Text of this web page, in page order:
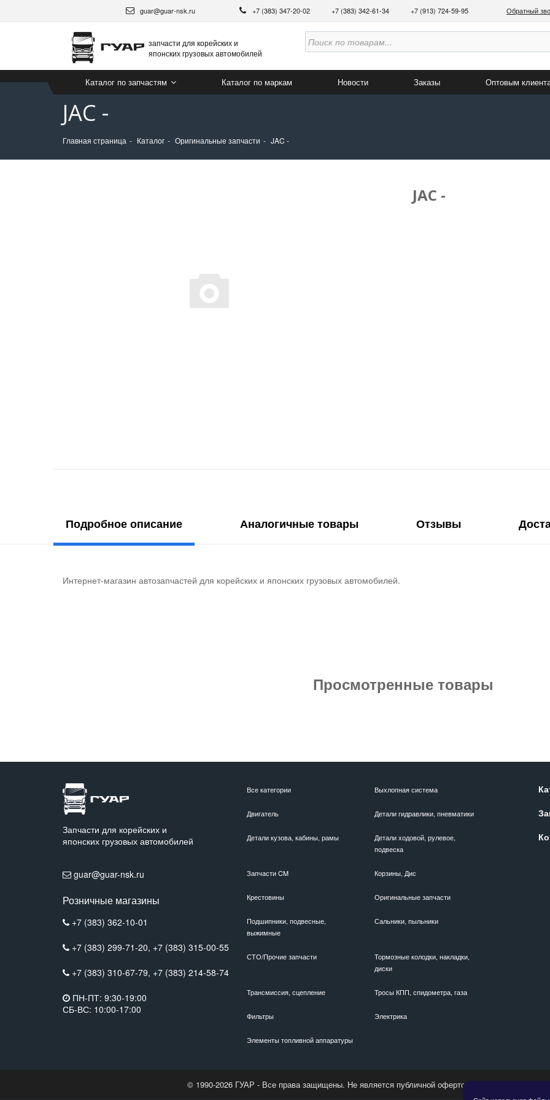
guar@guar-nsk.ru +7 (383) 347-20-02 +7 (383) 342-61-34 +7 (913) 724-59-95 Обратный
запчасти для корейских и
японских грузовых автомобилей
Каталог по запчастям Каталог по маркам Новости Заказы Оптовым
JAC -
Главная страница Каталог Оригинальные запчасти JAC -
JAC -
Подробное описание Аналогичные товары Отзывы
Интернет-магазин автозапчастей для корейских и японских грузовых автомобилей.
Просмотренные товары
Запчасти для корейских и
японских грузовых автомобилей
guar@guar-nsk.ru
Розничные магазины
+7 (383) 362-10-01
+7 (383) 299-71-20, +7 (383) 315-00-55
+7 (383) 310-67-79, +7 (383) 214-58-74
ПН-ПТ: 9:30-19:00
СБ-ВС: 10:00-17:00
Все категории Выхлопная система
Двигатель Детали гидравлики, пневматики
Детали кузова, кабины, рамы
Детали ходовой, рулевое,
подвеска
Запчасти CM Корзины, Дис
Крестовины Оригинальные запчасти
Подшипники, подвесные,
выжимные
Сальники, пыльники
СТО/Прочие запчасти
Тормозные колодки, накладки,
диски
Трансмиссия, сцепление Тросы КПП, спидометра, газа
Фильтры Электрика
Элементы топливной аппаратуры
© 1990-2026 ГУАР - Все права защищены. Не является публичной офертой. Актуальные цены